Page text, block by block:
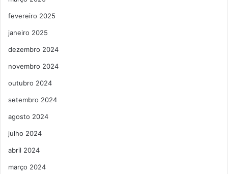
fevereiro 2025
janeiro 2025
dezembro 2024
novembro 2024
outubro 2024
setembro 2024
agosto 2024
julho 2024
abril 2024
março 2024